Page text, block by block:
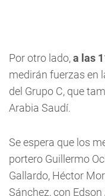
Por otro lado,a las
medirán fuerzas en
del Grupo C, que
Arabia Saudí.
Se espera que los
portero Guillermo
Gallardo, Héctor
Sánchez, con